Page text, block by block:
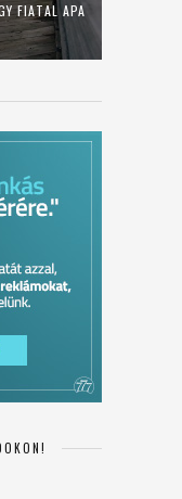
FIATAL APA